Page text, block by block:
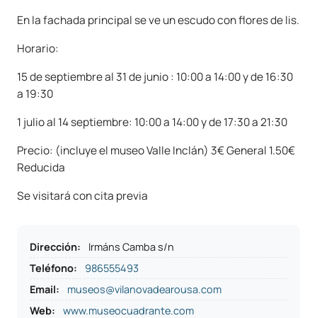
En la fachada principal se ve un escudo con flores de lis.
Horario:
15 de septiembre al 31 de junio : 10:00 a 14:00 y de 16:30
a 19:30
1 julio al 14 septiembre: 10:00 a 14:00 y de 17:30 a 21:30
Precio: (incluye el museo Valle Inclán) 3€ General 1.50€
Reducida
Se visitará con cita previa
Dirección:
Irmáns Camba s/n
Teléfono:
986555493
Email:
museos@vilanovadearousa.com
Web:
www.museocuadrante.com